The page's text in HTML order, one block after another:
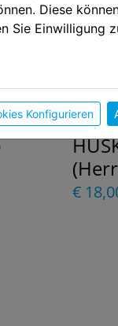
€
Diese
Sie Einwilligung
Konfigurieren